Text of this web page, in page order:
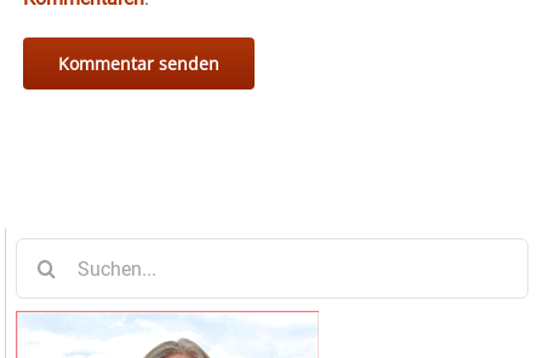
nach: